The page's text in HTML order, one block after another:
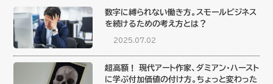
数字に縛られない働き方。スモールビジネス
を続けるための考え方とは？
2025.07.02
超高額！ 現代アート作家、ダミアン・ハースト
に学ぶ付加価値の付け方。ちょっと変わった